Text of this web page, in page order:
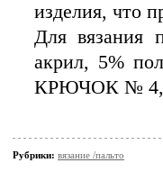
изделия, что
Для вязания
акрил, 5%
КРЮЧОК №
Рубрики: вязание /пальто